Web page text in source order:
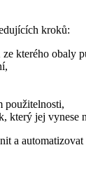
kroků:
kterého obaly
použitelnosti,
který jej vynese